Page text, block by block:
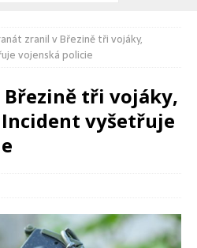
zranil v Březině tři vojáky,
vojenská policie
tři vojáky,
vyšetřuje